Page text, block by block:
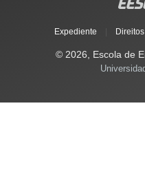
Expediente
© 2026, Escola de